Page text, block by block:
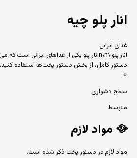
انار پلو چیه
غذای ایرانی
دستور کامل، از بخش دستور پخت‌ها استفاده کنید.
⭐
سطح دشواری
متوسط
🥘 مواد لازم
مواد لازم در دستور پخت ذکر شده است.